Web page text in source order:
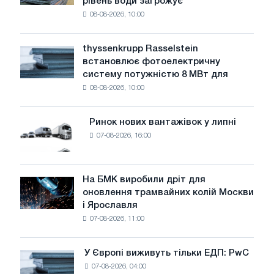
промисловість
води
загрожує
безпеці
08-08-2026, 10:00
thyssenkrupp
Rasselstein
встановлює
фотоелектричну
досягнення
цілей
декарбонізації
thyssenkrupp Rasselstein
встановлює фотоелектричну
систему потужністю 8 МВт для
08-08-2026, 10:00
Ринок
нових
вантажівок
у
липні
Ринок нових вантажівок у липні
07-08-2026, 16:00
На
БМК
виробили
трамвайних
На БМК виробили дріт для
оновлення трамвайних колій Москви
і Ярославля
07-08-2026, 11:00
Європі
У Європі виживуть тільки ЕДП: PwC
07-08-2026, 04:00